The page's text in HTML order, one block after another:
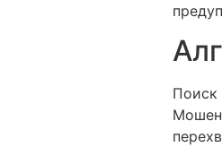
Поиск